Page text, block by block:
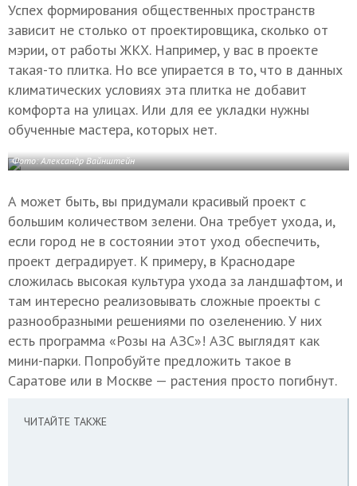
Успех формирования общественных пространств
зависит не столько от проектировщика, сколько от
мэрии, от работы ЖКХ. Например, у вас в проекте
такая-то плитка. Но все упирается в то, что в данных
климатических условиях эта плитка не добавит
комфорта на улицах. Или для ее укладки нужны
обученные мастера, которых нет.
Фото: Александр Вайнштейн
А может быть, вы придумали красивый проект с
большим количеством зелени. Она требует ухода, и,
если город не в состоянии этот уход обеспечить,
проект деградирует. К примеру, в Краснодаре
сложилась высокая культура ухода за ландшафтом, и
там интересно реализовывать сложные проекты с
разнообразными решениями по озеленению. У них
есть программа «Розы на АЗС»! АЗС выглядят как
мини-парки. Попробуйте предложить такое в
Саратове или в Москве — растения просто погибнут.
ЧИТАЙТЕ ТАКЖЕ